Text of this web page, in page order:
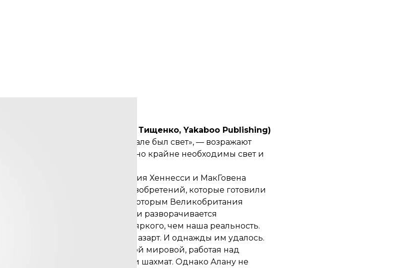
комиксах» (перевод Никиты Тищенко, Yakaboo Publishing)
о творчестве. «Нет, в начале был свет», — возражают
нужен компьютер, но крайне необходимы свет и
интересовались, исследования Хеннесси и МакГовена
место для множества изобретений, которые готовили
до светового луча, которым Великобритания
Шаг за шагом перед нами разворачивается
— увлекательного и более яркого, чем наша реальность.
во всем мире свою страсть и азарт. И однажды им удалось.
Алан Тьюринга во время Второй мировой, работая над
— и речь шла о симуляции шахмат. Однако Алану не